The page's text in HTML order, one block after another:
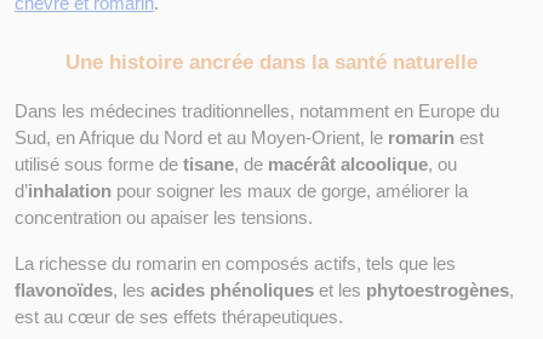
Une histoire ancrée dans la santé naturelle
Dans les médecines traditionnelles, notamment en Europe du
Sud, en Afrique du Nord et au Moyen-Orient, le romarin est
utilisé sous forme de tisane, de macérât alcoolique, ou
d’inhalation pour soigner les maux de gorge, améliorer la
concentration ou apaiser les tensions.
flavonoïdes, les acides phénoliques et les phytoestrogènes,
est au cœur de ses effets thérapeutiques.